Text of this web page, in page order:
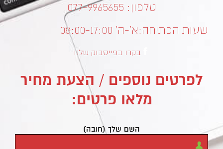
טלפון: 077-9965655
שעות הפתיחה:א’-ה’ 08:00-17:00
בקרו בפייסבוק שלנו
לפרטים נוספים / הצעת מחיר
מלאו פרטים:
השם שלך (חובה)